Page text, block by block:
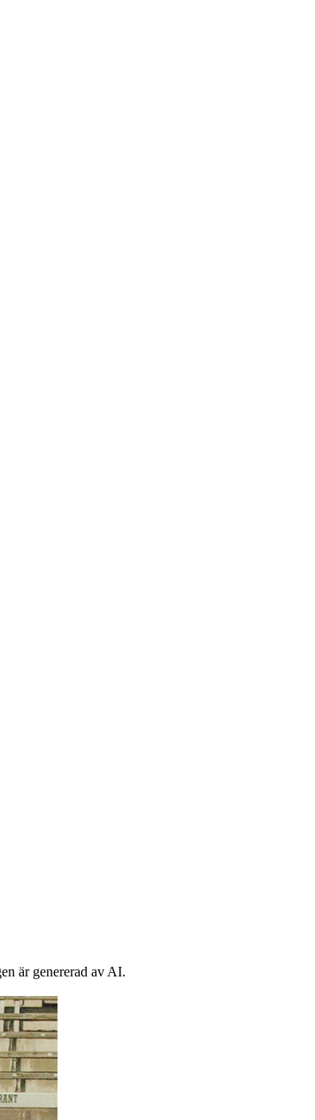
är genererad av AI.